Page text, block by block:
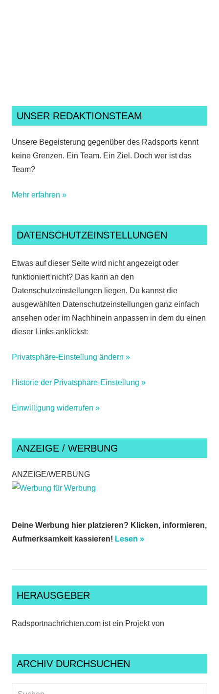
UNSER REDAKTIONSTEAM
Unsere Begeisterung gegenüber des Radsports kennt
keine Grenzen. Ein Team. Ein Ziel. Doch wer ist das
Team?
Mehr erfahren »
DATENSCHUTZEINSTELLUNGEN
Etwas auf dieser Seite wird nicht angezeigt oder
funktioniert nicht? Das kann an den
Datenschutzeinstellungen liegen. Du kannst die
ausgewählten Datenschutzeinstellungen ganz einfach
ansehen oder im Nachhinein anpassen in dem du einen
dieser Links anklickst:
Privatsphäre-Einstellung ändern »
Historie der Privatsphäre-Einstellung »
Einwilligung widerrufen »
ANZEIGE / WERBUNG
ANZEIGE/WERBUNG
Deine Werbung hier platzieren? Klicken, informieren,
Aufmerksamkeit kassieren! Lesen »
HERAUSGEBER
Radsportnachrichten.com ist ein Projekt von
ARCHIV DURCHSUCHEN
Suchen